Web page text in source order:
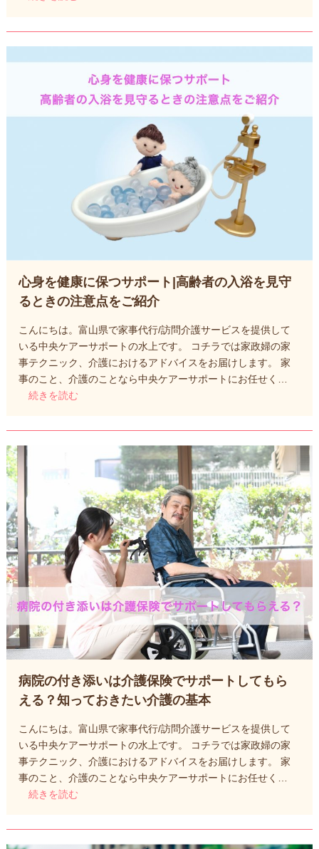
心身を健康に保つサポート|高齢者の入浴を見守
るときの注意点をご紹介
こんにちは。富山県で家事代行/訪問介護サービスを提供して
いる中央ケアーサポートの水上です。 コチラでは家政婦の家
事テクニック、介護におけるアドバイスをお届けします。 家
事のこと、介護のことなら中央ケアーサポートにお任せく…
続きを読む
病院の付き添いは介護保険でサポートしてもら
える？知っておきたい介護の基本
こんにちは。富山県で家事代行/訪問介護サービスを提供して
いる中央ケアーサポートの水上です。 コチラでは家政婦の家
事テクニック、介護におけるアドバイスをお届けします。 家
事のこと、介護のことなら中央ケアーサポートにお任せく…
続きを読む